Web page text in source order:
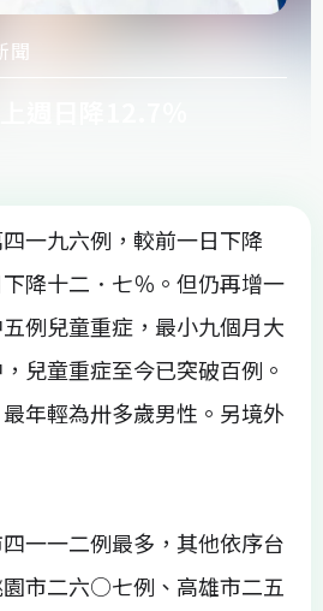
聞
週日降12.7％
一九六例，較前一日下降
降十二．七％。但仍再增一
例兒童重症，最小九個月大
兒童重症至今已突破百例。
年輕為卅多歲男性。另境外
一一二例最多，其他依序台
市二六○七例、高雄市二五